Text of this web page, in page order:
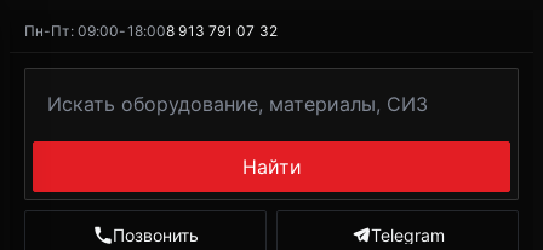
Пн-Пт: 09:00-18:008 913 791 07 32
Найти
Позвонить Telegram